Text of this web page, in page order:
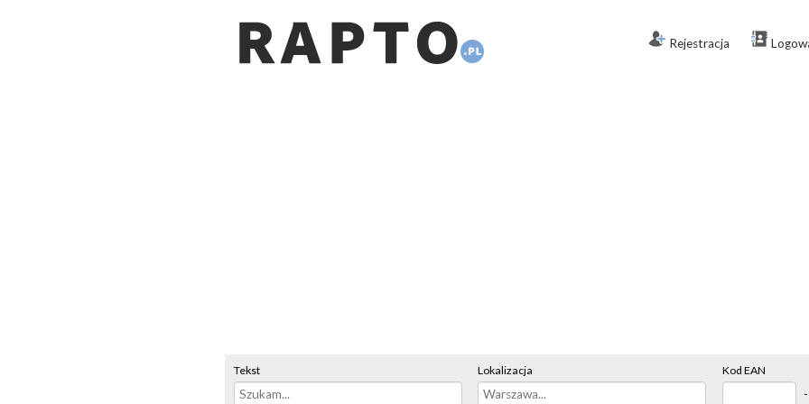
Rejestracja
Tekst Lokalizacja Kod EAN
-